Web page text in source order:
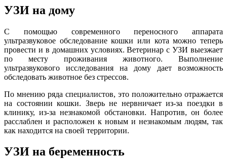
УЗИ на дому
С помощью современного переносного аппарата
ультразвуковое обследование кошки или кота можно теперь
провести и в домашних условиях. Ветеринар с УЗИ выезжает
по месту проживания животного. Выполнение
ультразвукового исследования на дому дает возможность
обследовать животное без стрессов.
По мнению ряда специалистов, это положительно отражается
на состоянии кошки. Зверь не нервничает из-за поездки в
клинику, из-за незнакомой обстановки. Напротив, он более
расслаблен и расположен к новым и незнакомым людям, так
как находится на своей территории.
УЗИ на беременность